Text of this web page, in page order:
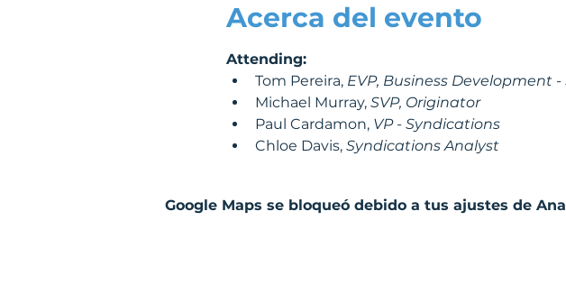
Acerca del evento
Attending:
Tom Pereira, EVP, Business Development
Michael Murray, SVP, Originator
Paul Cardamon, VP - Syndications
Chloe Davis, Syndications Analyst
Google Maps se bloqueó debido a tus ajustes de